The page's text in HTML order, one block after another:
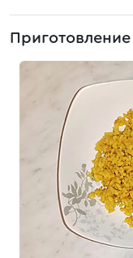
Приготовление